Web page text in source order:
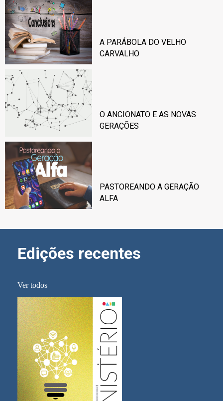
A PARÁBOLA DO VELHO
CARVALHO
O ANCIONATO E AS NOVAS
GERAÇÕES
PASTOREANDO A GERAÇÃO
ALFA
Edições recentes
Ver todos